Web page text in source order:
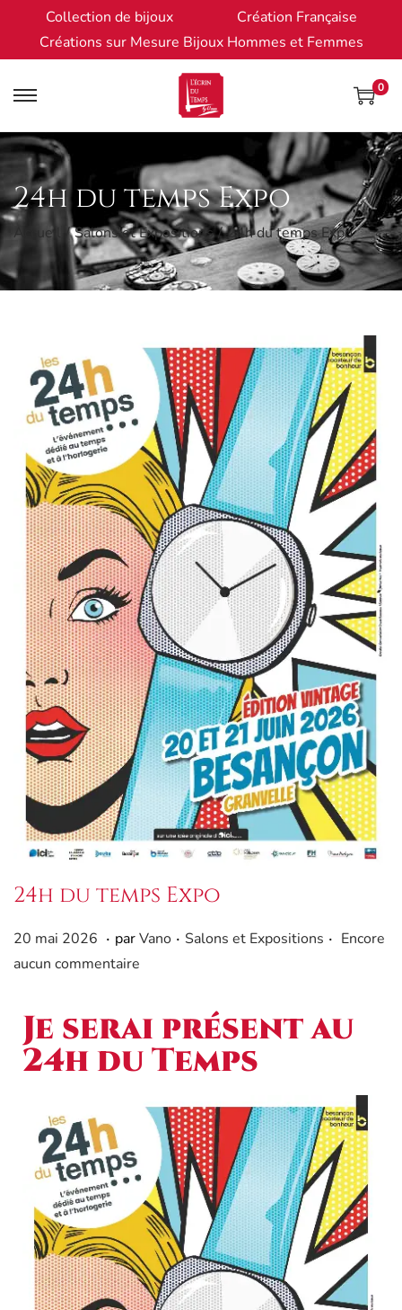
Collection de bijoux
Création Française
Créations sur Mesure Bijoux Hommes et Femmes
0
24h du temps Expo
Accueil / Salons et Expositions / 24h du temps Expo
24h du temps Expo
Publié le
20 mai 2026 2
0
i
2
6
. parVano . Publié dans
Salons et Expositions . Encore
aucun commentaire
Je serai présent au
24h du Temps